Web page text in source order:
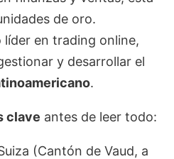
de oro.
líder en trading online,
y desarrollar el
.
clave antes de leer todo:
(Cantón de Vaud, a